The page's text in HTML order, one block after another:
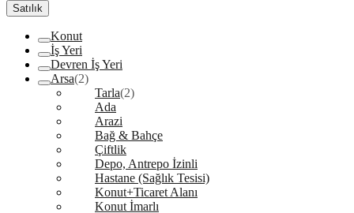
Satılık
Konut
İş Yeri
Devren İş Yeri
Arsa(2)
Tarla(2)
Ada
Arazi
Bağ & Bahçe
Çiftlik
Depo, Antrepo İzinli
Hastane (Sağlık Tesisi)
Konut+Ticaret Alanı
Konut İmarlı